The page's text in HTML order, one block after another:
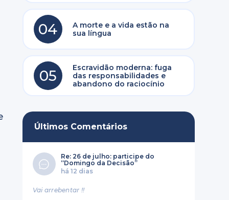
04
A morte e a vida estão na
sua língua
05
Escravidão moderna: fuga
das responsabilidades e
abandono do raciocínio
Últimos Comentários
Re: 26 de julho: participe do
“Domingo da Decisão”
há 12 dias
Vai arrebentar !!